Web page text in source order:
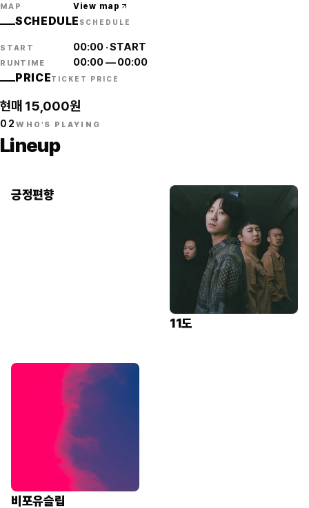
MAP View map
SCHEDULE SCHEDULE
START 00:00·START
RUNTIME 00:00—00:00
PRICETICKET PRICE
현매 15,000원
02WHO'S PLAYING
Lineup
긍정편향
11도
비포유슬립